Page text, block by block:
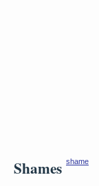
Shames shame